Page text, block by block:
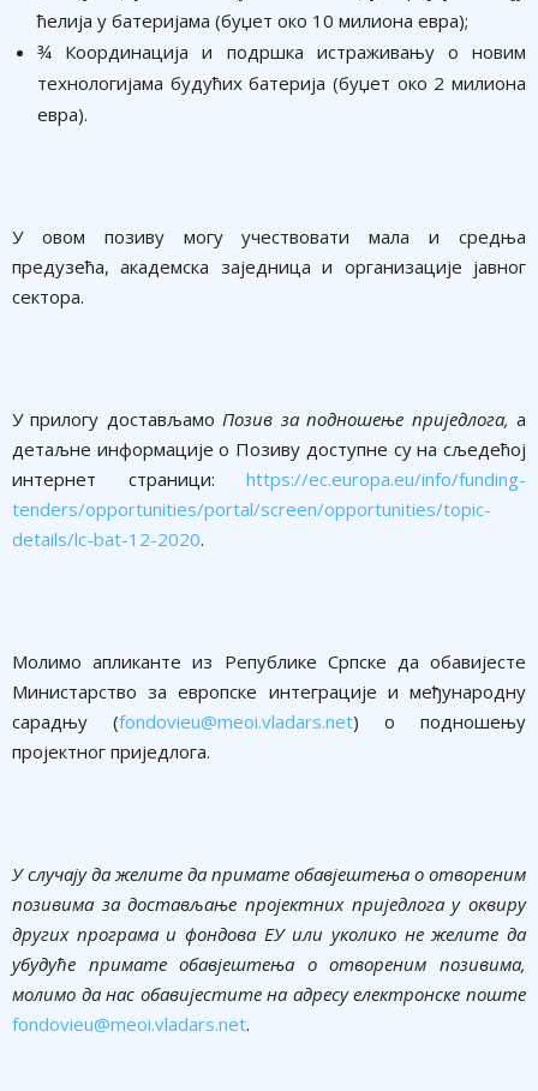
ћелија у батеријама (буџет око 10 милиона евра);
¾ Координација и подршка истраживању о новим
технологијама будућих батерија (буџет око 2 милиона
евра).
У овом позиву могу учествовати мала и средња
предузећа, академска заједница и организације јавног
сектора.
У прилогу достављамоПозив за подношење приједлога, а
детаљне информације о Позиву доступне су на сљедећој
интернет страници: https://ec.europa.eu/info/funding-
tenders/opportunities/portal/screen/opportunities/topic-
details/lc-bat-12-2020.
Молимо апликанте из Републике Српске да обавијесте
Министарство за европске интеграције и међународну
сарадњу (fondovieu@meoi.vladars.net) о подношењу
пројектног приједлога.
У случају да желите да примате обавјештења о отвореним
позивима за достављање пројектних приједлога у оквиру
других програма и фондова ЕУ или уколико не желите да
убудуће примате обавјештења о отвореним позивима,
молимо да нас обавијестите на адресу електронске поште
fondovieu@meoi.vladars.net.